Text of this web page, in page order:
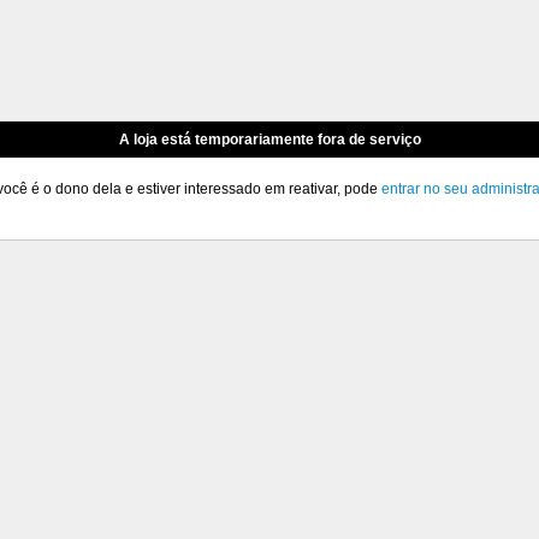
A loja está temporariamente fora de serviço
é o dono dela e estiver interessado em reativar, pode entrar no seu